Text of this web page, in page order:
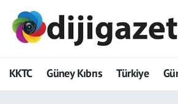
KKTC Güney Kıbrıs Türkiye
ADVERTORIAL
Dijigazete
Hava Durumu
Trafik Durumu